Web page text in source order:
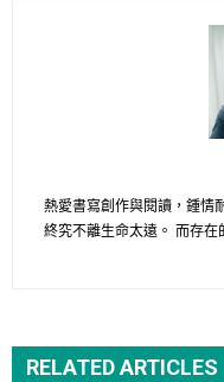
熱愛書寫創作與閱讀，鍾情
終究不離生命太遠。 而存
RELATED ARTICLES